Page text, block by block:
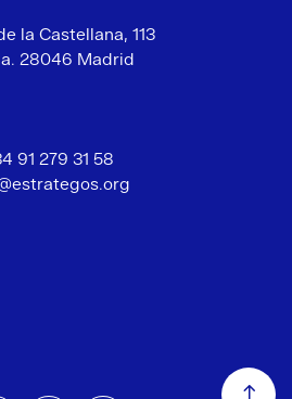
la Castellana, 113
28046 Madrid
91 279 31 58